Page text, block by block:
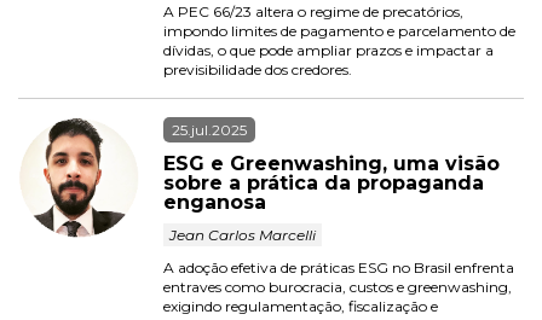
A PEC 66/23 altera o regime de precatórios,
impondo limites de pagamento e parcelamento de
dívidas, o que pode ampliar prazos e impactar a
previsibilidade dos credores.
25.jul.2025
ESG e Greenwashing, uma visão
sobre a prática da propaganda
enganosa
Jean Carlos Marcelli
A adoção efetiva de práticas ESG no Brasil enfrenta
entraves como burocracia, custos e greenwashing,
exigindo regulamentação, fiscalização e